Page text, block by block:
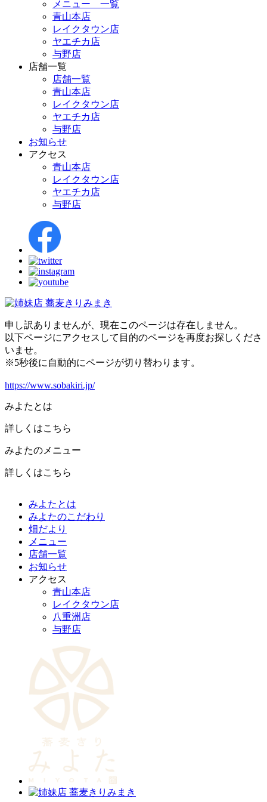
メニュー 一覧
青山本店
レイクタウン店
ヤエチカ店
与野店
店舗一覧
店舗一覧
青山本店
レイクタウン店
ヤエチカ店
与野店
お知らせ
アクセス
青山本店
レイクタウン店
ヤエチカ店
与野店
申し訳ありませんが、現在このページは存在しません。
以下ページにアクセスして目的のページを再度お探しくださ
いませ。
※5秒後に自動的にページが切り替わります。
https://www.sobakiri.jp/
みよたとは
詳しくはこちら
みよたのメニュー
詳しくはこちら
みよたとは
みよたのこだわり
畑だより
メニュー
店舗一覧
お知らせ
アクセス
青山本店
レイクタウン店
八重洲店
与野店